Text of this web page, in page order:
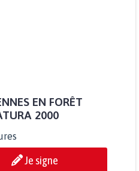
EN FORÊT
2000
Je signe